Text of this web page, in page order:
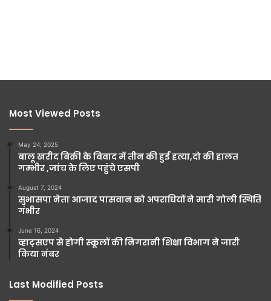
Most Viewed Posts
May 24, 2025
बालू खरीद बिक्री के विवाद में तीन की हुई हत्या,दो की हालत
गम्भीर ,जांच के लिए पहुंचे एसपी
August 7, 2024
सुभासपा नेता आजाद पासवान को अपराधियों ने मारी गोली स्थिति
गंभीर
June 16, 2024
व्हाट्सएप से होगी स्कूलों की निगरानी शिक्षा विभाग ने जारी
किया नंबर
Last Modified Posts